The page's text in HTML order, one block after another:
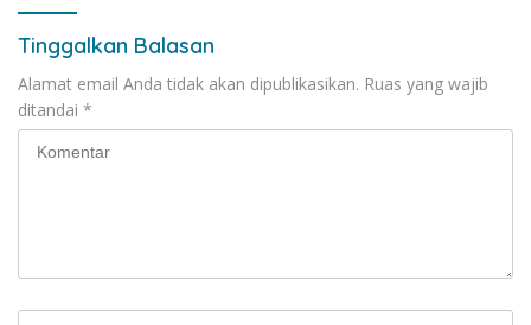
Tinggalkan Balasan
Alamat email Anda tidak akan dipublikasikan. Ruas yang wajib
ditandai *